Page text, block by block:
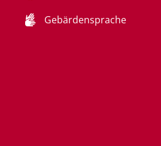
Gebärdensprache